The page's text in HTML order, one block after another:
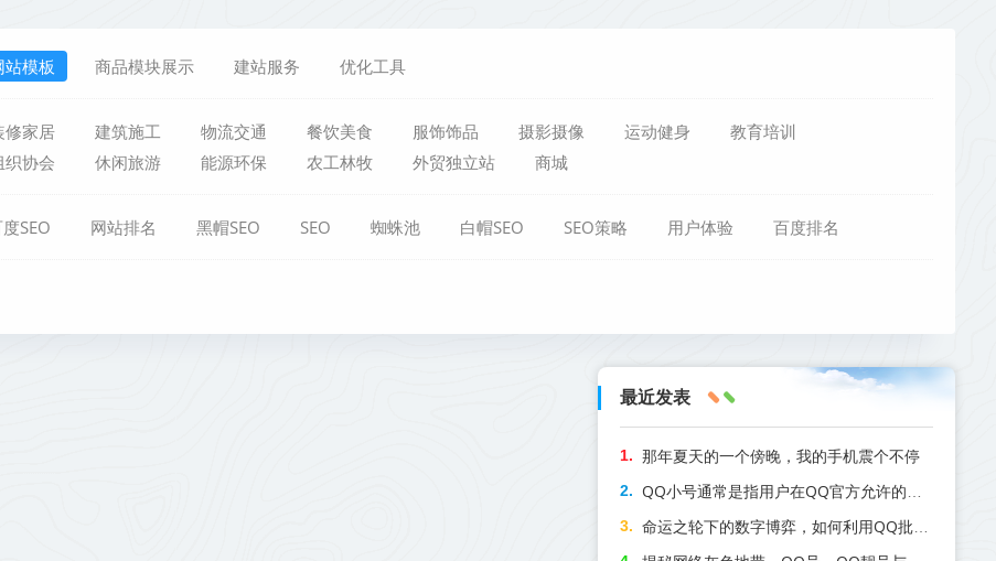
站模板 商品模块展示 建站服务 优化工具
修家居 建筑施工 物流交通 餐饮美食 服饰饰品 摄影摄像 运动健身
教育培训
织协会 休闲旅游 能源环保 农工林牧 外贸独立站 商城
SEO 网站排名 黑帽SEO SEO 蜘蛛池 白帽SEO SEO策略 用户体验 百度排名
最近发表
那年夏天的一个傍晚，我的手机震个不停